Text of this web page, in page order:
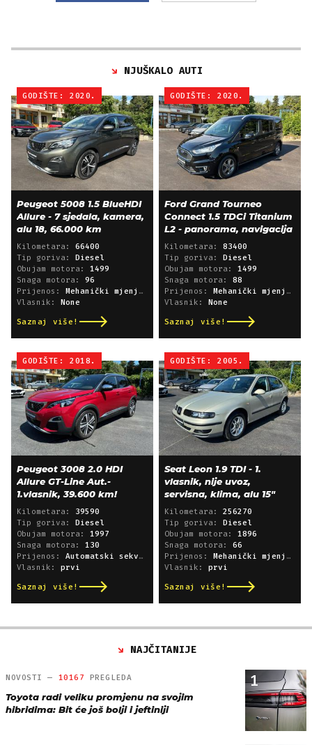
NJUŠKALO AUTI
GODIŠTE: 2020.
Peugeot 5008 1.5 BlueHDI
Allure - 7 sjedala, kamera,
alu 18, 66.000 km
Kilometara: 66400
Tip goriva: Diesel
Obujam motora: 1499
Snaga motora: 96
Prijenos: Mehanički mjenjač
Vlasnik: None
Saznaj više!
GODIŠTE: 2020.
Ford Grand Tourneo
Connect 1.5 TDCi Titanium
L2 - panorama, navigacija
Kilometara: 83400
Tip goriva: Diesel
Obujam motora: 1499
Snaga motora: 88
Prijenos: Mehanički mjenjač
Vlasnik: None
Saznaj više!
GODIŠTE: 2018.
Peugeot 3008 2.0 HDI
Allure GT-Line Aut.-
1.vlasnik, 39.600 km!
Kilometara: 39590
Tip goriva: Diesel
Obujam motora: 1997
Snaga motora: 130
Prijenos: Automatski sekvencijski
Vlasnik: prvi
Saznaj više!
GODIŠTE: 2005.
Seat Leon 1.9 TDI - 1.
vlasnik, nije uvoz,
servisna, klima, alu 15"
Kilometara: 256270
Tip goriva: Diesel
Obujam motora: 1896
Snaga motora: 66
Prijenos: Mehanički mjenjač
Vlasnik: prvi
Saznaj više!
NAJČITANIJE
1
NOVOSTI — 10167 PREGLEDA
Toyota radi veliku promjenu na svojim
hibridima: Bit će još bolji i jeftiniji